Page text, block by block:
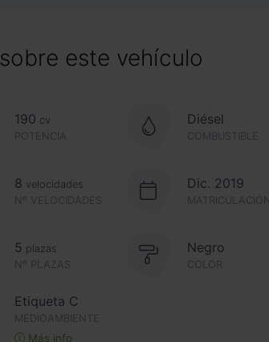
sobre este vehículo
190 cv
POTENCIA
Diésel
COMBUSTIBLE
Nº VELOCIDADES
8 velocidades Dic. 2019
MATRICULACIÓN
Nº PLAZAS
5 plazas Negro
COLOR
Etiqueta C
MEDIOAMBIENTE
Más info